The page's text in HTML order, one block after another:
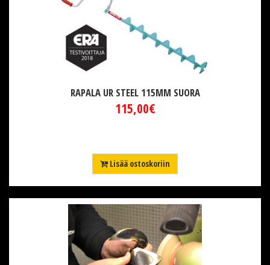
RAPALA UR STEEL 115MM SUORA
115,00€
Lisää ostoskoriin